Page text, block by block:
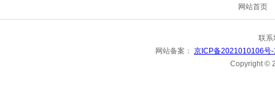
网站首页
联
网站备案： 京ICP备2021010106号
Copyright ©